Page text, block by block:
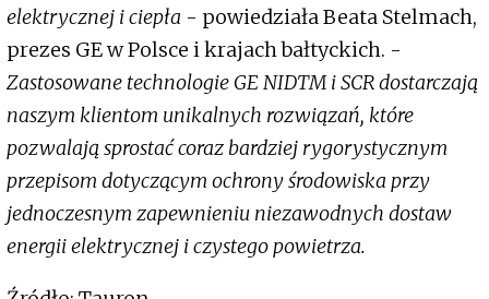
elektrycznej i ciepła - powiedziała Beata Stelmach,
prezes GE w Polsce i krajach bałtyckich. -
Zastosowane technologie GE NIDTM i SCR dostarczają
naszym klientom unikalnych rozwiązań, które
pozwalają sprostać coraz bardziej rygorystycznym
przepisom dotyczącym ochrony środowiska przy
jednoczesnym zapewnieniu niezawodnych dostaw
energii elektrycznej i czystego powietrza.